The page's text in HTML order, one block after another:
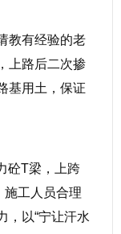
教有经验的老
上路后二次掺
基用土，保证
砼T梁，上跨
施工人员合理
，以“宁让汗水